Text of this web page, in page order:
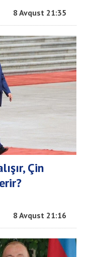
8 Avqust 21:35
Çin
8 Avqust 21:16